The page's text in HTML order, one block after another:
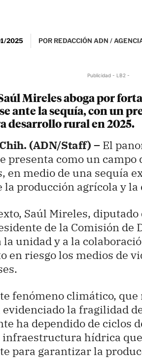
2025 POR REDACCIÓN ADN /
Publicidad - LB2 -
Mireles aboga por
ante la sequía, con un
desarrollo rural en 2025.
(ADN/Staff) – El
presenta como un
en medio de una sequía
la producción agrícola y la
Saúl Mireles,
de la Comisión de
la unidad y a la
en riesgo los medios de
fenómeno climático, que
evidenciado la fragilidad
ha dependido de ciclos
infraestructura hídrica
para garantizar la